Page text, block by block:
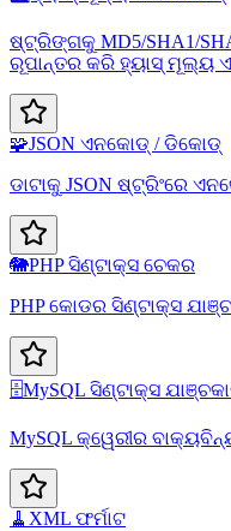
ଷ୍ଟ୍ରିଙ୍ଗକୁ MD5/SHA1/
ରୂପାନ୍ତର କରି ହ୍ୟାସ୍ ମୂଲ୍ୟ
🧩JSON ଏନକୋଡ୍ / ଡିକୋଡ୍
ଡାଟାକୁ JSON ଷ୍ଟ୍ରିଂରେ
🐘PHP ସିଣ୍ଟାକ୍ସ ଚେକର
PHP କୋଡର ସିଣ୍ଟାକ୍ସ
🗄️MySQL ସିଣ୍ଟାକ୍ସ
MySQL କ୍ୱେରୀର
🧹 XML ଫର୍ମାଟ